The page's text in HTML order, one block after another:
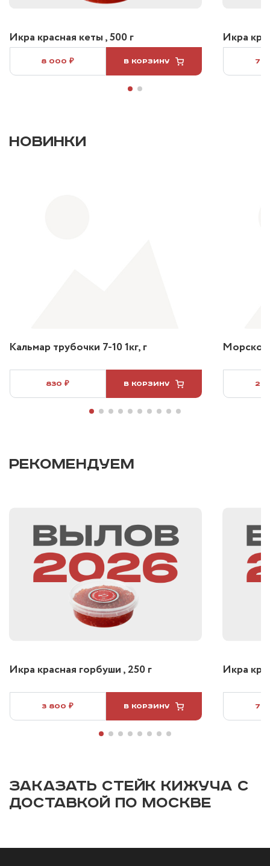
Икра красная кеты , 500 г
8 000 ₽ В КОРЗИНУ
Икра
7
НОВИНКИ
Кальмар трубочки 7-10 1кг, г
830 ₽ В КОРЗИНУ
Морской
2
РЕКОМЕНДУЕМ
Икра красная горбуши , 250 г
3 800 ₽ В КОРЗИНУ
Икра
7
ЗАКАЗАТЬ СТЕЙК КИЖУЧА С
ДОСТАВКОЙ ПО МОСКВЕ